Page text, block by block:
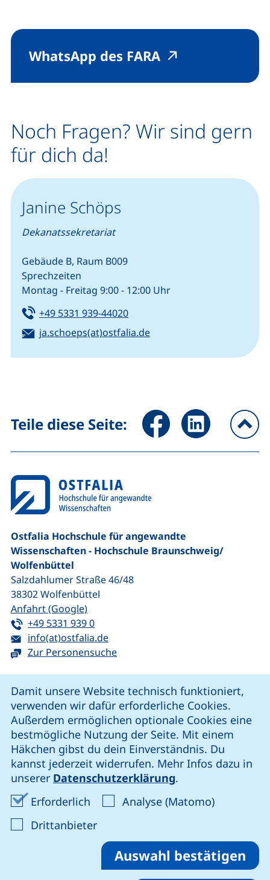
Damit unsere Website technisch funktioniert,
verwenden wir dafür erforderliche Cookies.
Außerdem ermöglichen optionale Cookies eine
bestmögliche Nutzung der Seite. Mit einem
Häkchen gibst du dein Einverständnis. Du
kannst jederzeit widerrufen. Mehr Infos dazu in
unserer Datenschutzerklärung.
Erforderlich Erforderliche Cookies akzeptieren
Analyse (Matomo)Analyse-
Drittanbieter: Cookies von Drittanbieter
Auswahl bestätigen
WhatsApp des FARA(externer Link,
Noch Fragen? Wir sind gern
für dich da!
Janine Schöps
Dekanatssekretariat
Gebäude B, Raum B009
Sprechzeiten
Montag - Freitag 9:00 - 12:00 Uhr
Tel:
+49 5331 939-44020(startet einen Telefonanruf,
E-Mail:
ja.schoeps(at)ostfalia.de(öffnet Ihr E-Mail-
Teile diese Seite: Seite über Facebook teilen
Seite über
Ostfalia Hochschule für angewandte
Wissenschaften - Hochschule Braunschweig/​
Wolfenbüttel
Salzdahlumer Straße 46/48
38302Wolfenbüttel
Anfahrt (Google)(externer Link, öffnet neues Fenster)
Tel:
+49 5331 939 0(startet einen Telefonanruf, wenn Ihr
E-Mail:
info(at)ostfalia.de(öffnet Ihr E-Mail-Programm)
Zur Personensuche
unsere Facebook-Seite (externer Link, öffnet neues
unsere LinkedIn-Seite (externer Link, öffnet
unsere Instagram-Seite (externer Link,
unsere YouTube-Seite (externer
Cookie-Einstellungen
Impressum
Datenschutz
Erklärung zur Barrierefreiheit